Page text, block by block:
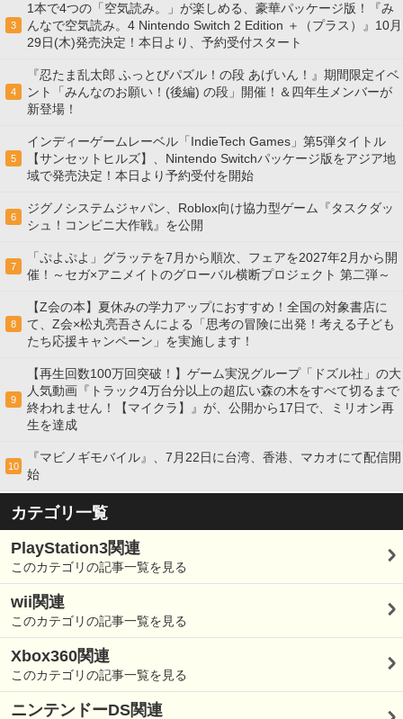
3
1本で4つの「空気読み。」が楽しめる、豪華パッケージ版！『み
んなで空気読み。4 Nintendo Switch 2 Edition ＋（プラス）』10月
29日(木)発売決定！本日より、予約受付スタート
4
『忍たま乱太郎 ふっとびパズル！の段 あげいん！』期間限定イベ
ント「みんなのお願い！(後編) の段」開催！＆四年生メンバーが
新登場！
5
インディーゲームレーベル「IndieTech Games」第5弾タイトル
【サンセットヒルズ】、Nintendo Switchパッケージ版をアジア地
域で発売決定！本日より予約受付を開始
6
ジグノシステムジャパン、Roblox向け協力型ゲーム『タスクダッ
シュ！コンビニ大作戦』を公開
7
「ぷよぷよ」グラッテを7月から順次、フェアを2027年2月から開
催！～セガ×アニメイトのグローバル横断プロジェクト 第二弾～
8
【Z会の本】夏休みの学力アップにおすすめ！全国の対象書店に
て、Z会×松丸亮吾さんによる「思考の冒険に出発！考える子ども
たち応援キャンペーン」を実施します！
9
【再生回数100万回突破！】ゲーム実況グループ「ドズル社」の大
人気動画『トラック4万台分以上の超広い森の木をすべて切るまで
終われません！【マイクラ】』が、公開から17日で、ミリオン再
生を達成
10
『マビノギモバイル』、7月22日に台湾、香港、マカオにて配信開
始
カテゴリ一覧
PlayStation3関連
このカテゴリの記事一覧を見る
wii関連
このカテゴリの記事一覧を見る
Xbox360関連
このカテゴリの記事一覧を見る
ニンテンドーDS関連